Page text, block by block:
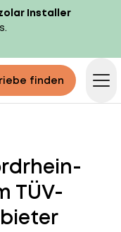
Installer
finden
TÜV-